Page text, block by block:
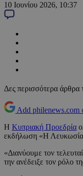
10 Ιουνίου 2026, 10:37
Δες περισσότερα άρθρα
Add philenews.com
Η Κυπριακή Προεδρία
εκδήλωση «Η Λευκωσία
«Διανύουμε τον
την ανέδειξε τον ρόλο